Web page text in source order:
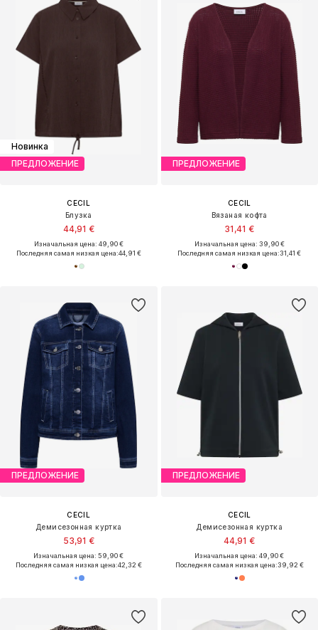
Новинка
ПРЕДЛОЖЕНИЕ
CECIL
Блузка
44,91 €
Изначальная цена: 49,90 €
Последняя самая низкая цена:44,91 €
ПРЕДЛОЖЕНИЕ
CECIL
Вязаная кофта
31,41 €
Изначальная цена: 39,90 €
Последняя самая низкая цена:31,41 €
ПРЕДЛОЖЕНИЕ
CECIL
Демисезонная куртка
53,91 €
Изначальная цена: 59,90 €
Последняя самая низкая цена:42,32 €
ПРЕДЛОЖЕНИЕ
CECIL
Демисезонная куртка
44,91 €
Изначальная цена: 49,90 €
Последняя самая низкая цена:39,92 €